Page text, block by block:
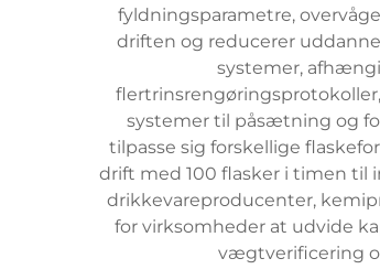
fyldningsparametre,
driften og reducerer
systemer,
systemer til påsætning og
tilpasse sig forskellige
drift med 100 flasker i timen til
drikkevareproducenter,
for virksomheder at udvide
vægtverificering